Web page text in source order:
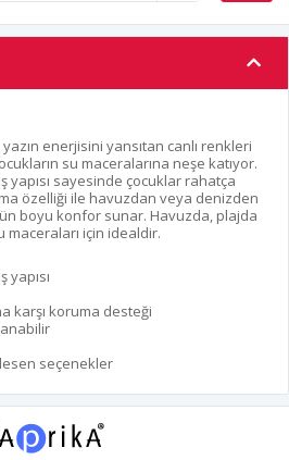
yazın enerjisini yansıtan canlı renkleri
su maceralarına neşe katıyor.
sayesinde çocuklar rahatça
özelliği ile havuzdan veya denizden
boyu konfor sunar. Havuzda, plajda
maceraları için idealdir.
karşı koruma desteği
seçenekler
VER